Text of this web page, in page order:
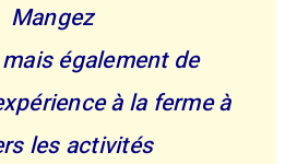
Mangez
également de
à la ferme à
les activités